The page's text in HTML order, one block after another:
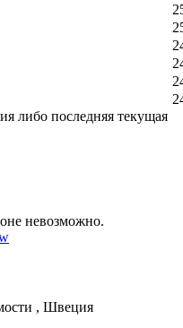
либо последняя текущая
невозможно.
, Швеция